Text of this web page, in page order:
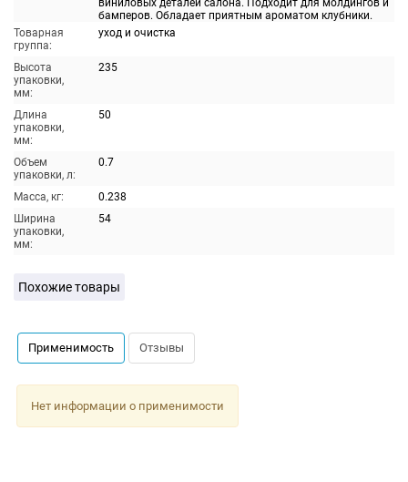
виниловых деталей салона. Подходит для молдингов и
бамперов. Обладает приятным ароматом клубники.
Товарная
группа:
уход и очистка
Высота
упаковки,
мм:
235
Длина
упаковки,
мм:
50
Объем
упаковки, л:
0.7
Масса, кг:
0.238
Ширина
упаковки,
мм:
54
Похожие товары
Применимость Отзывы
Нет информации о применимости